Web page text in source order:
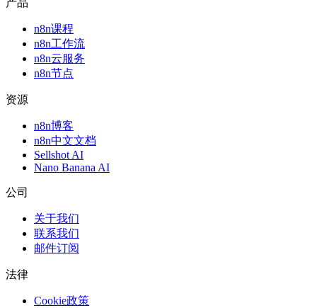
n8n课程
n8n工作流
n8n云服务
n8n节点
资源
n8n博客
n8n中文文档
Sellshot AI
Nano Banana AI
公司
关于我们
联系我们
邮件订阅
法律
Cookie政策